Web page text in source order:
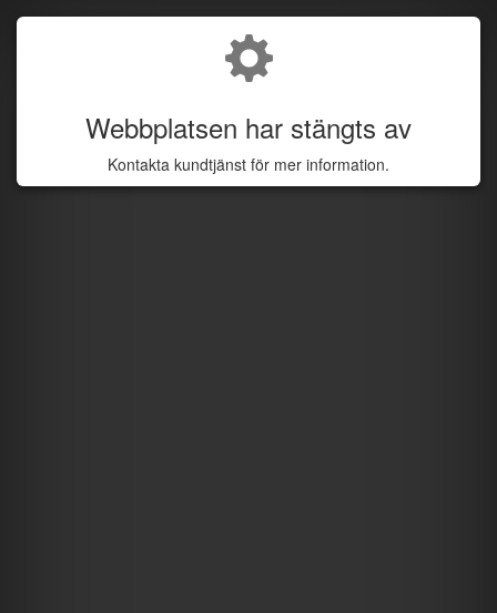
Webbplatsen har stängts av
Kontakta kundtjänst för mer information.